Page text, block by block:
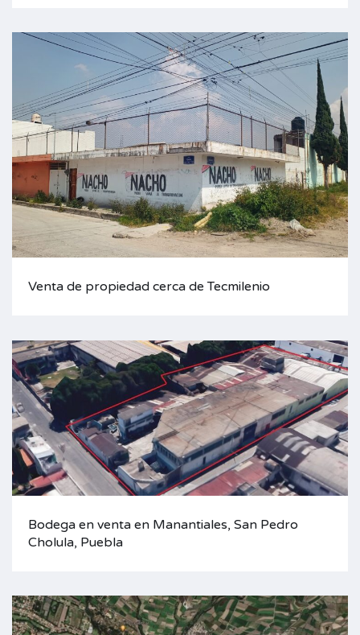
Venta de propiedad cerca de Tecmilenio
Bodega en venta en Manantiales, San Pedro
Cholula, Puebla